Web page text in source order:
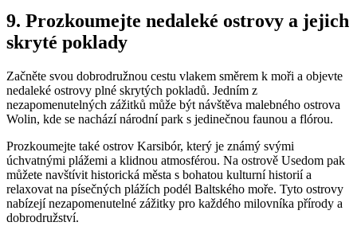
9. Prozkoumejte nedaleké ostrovy a jejich
skryté poklady
Začněte svou dobrodružnou cestu vlakem směrem k moři a objevte
nedaleké ostrovy plné skrytých pokladů. Jedním z
nezapomenutelných zážitků může být návštěva malebného ostrova
Wolin, kde se nachází národní park s jedinečnou faunou a flórou.
Prozkoumejte také ostrov Karsibór, který je známý svými
úchvatnými plážemi a klidnou atmosférou. Na ostrově Usedom pak
můžete navštívit historická města s bohatou kulturní historií a
relaxovat na písečných plážích podél Baltského moře. Tyto ostrovy
nabízejí nezapomenutelné zážitky pro každého milovníka přírody a
dobrodružství.